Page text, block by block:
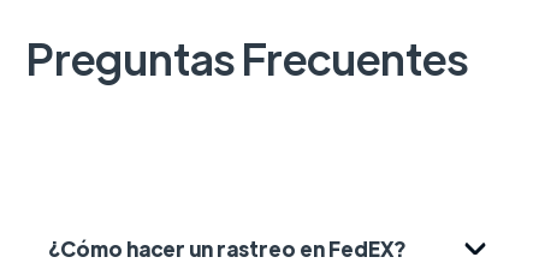
Preguntas Frecuentes
¿Cómo hacer un rastreo en FedEX?